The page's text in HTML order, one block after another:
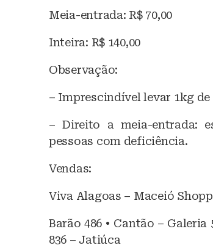
Meia-entrada: R$ 70,00
Inteira: R$ 140,00
Observação:
– Imprescindível levar 1kg
– Direito a meia-entrada:
pessoas com deficiência.
Vendas:
Viva Alagoas – Maceió
Barão 486 • Cantão –
836 – Jatiúca